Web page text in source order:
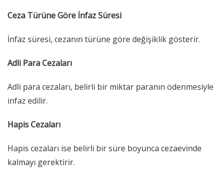
Ceza Türüne Göre İnfaz Süresi
İnfaz süresi, cezanın türüne göre değişiklik gösterir.
Adli Para Cezaları
Adli para cezaları, belirli bir miktar paranın ödenmesiyle
infaz edilir.
Hapis Cezaları
Hapis cezaları ise belirli bir süre boyunca cezaevinde
kalmayı gerektirir.